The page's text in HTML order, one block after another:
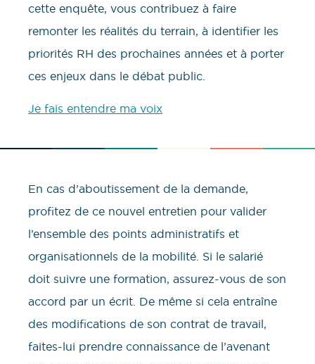
cette enquête, vous contribuez à faire
remonter les réalités du terrain, à identifier les
priorités RH des prochaines années et à porter
ces enjeux dans le débat public.
Je fais entendre ma voix
En cas d’aboutissement de la demande,
profitez de ce nouvel entretien pour valider
l’ensemble des points administratifs et
organisationnels de la mobilité. Si le salarié
doit suivre une formation, assurez-vous de son
accord par un écrit. De même si cela entraîne
des modifications de son contrat de travail,
faites-lui prendre connaissance de l’avenant